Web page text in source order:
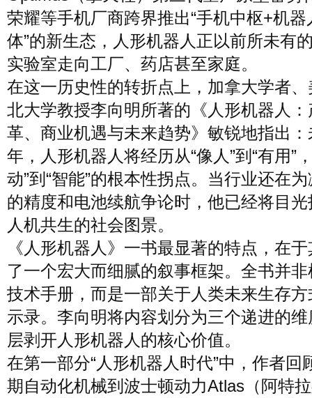
荣耀等手机厂商跨界推出“手机中枢+机器
体”的新生态，人形机器人正以前所未有
实验室走向工厂、药店甚至家庭。
在这一历史性的转折点上，加拿大学者
北大学教授李向明所著的《人形机器人
革、商业机遇与未来趋势》敏锐地指出
年，人形机器人将经历从“像人”到“有用”
动”到“智能”的根本性拐点。当行业还在
的精度和电池续航争论时，他已经将目
人机共生的社会图景。
《人形机器人》一书最显著的特点，在
了一个宏大而细腻的叙事框架。全书并
技术手册，而是一部关于人类未来生存
示录。李向明将内容划分为三个递进的
层剥开人形机器人的核心价值。
在第一部分“人形机器人时代”中，作者回
期自动化机械到波士顿动力Atlas（阿特